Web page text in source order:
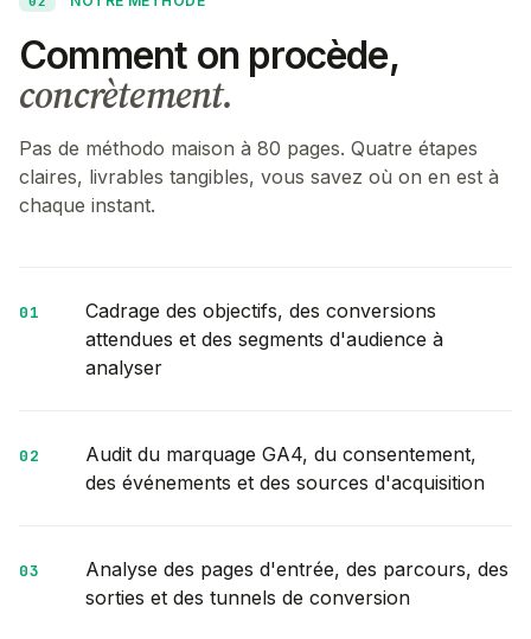
Comment on procède,
concrètement.
Pas de méthodo maison à 80 pages. Quatre étapes
claires, livrables tangibles, vous savez où on en est à
chaque instant.
01
Cadrage des objectifs, des conversions
attendues et des segments d'audience à
analyser
02
Audit du marquage GA4, du consentement,
des événements et des sources d'acquisition
03
Analyse des pages d'entrée, des parcours, des
sorties et des tunnels de conversion